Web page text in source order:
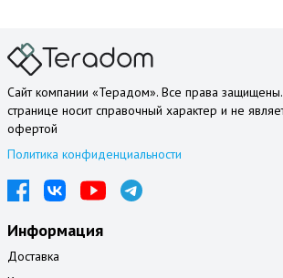
Сайт компании «Терадом». Все права
странице носит справочный характер и не
офертой
Политика конфиденциальности
Информация
Доставка